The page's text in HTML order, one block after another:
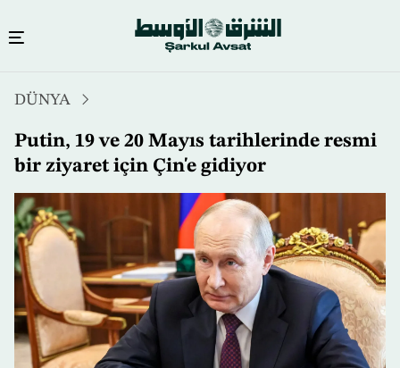
içeriğe
atla
DÜNYA
Putin, 19 ve 20 Mayıs tarihlerinde resmi
bir ziyaret için Çin'e gidiyor